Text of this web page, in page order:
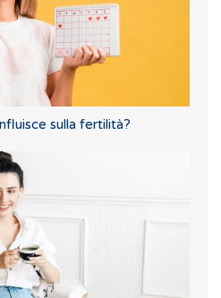
sulla fertilità?